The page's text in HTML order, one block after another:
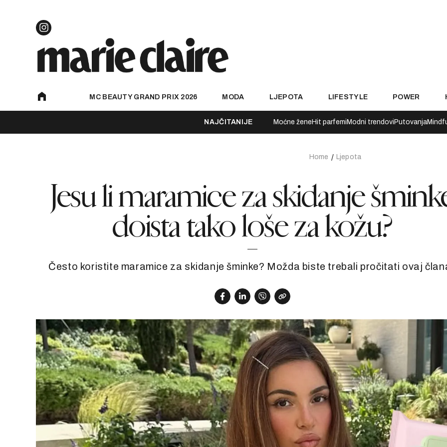
MC BEAUTY GRAND PRIX 2026 MODA LJEPOTA LIFESTYLE POWER
NAJČITANIJE Moćne žene Hit parfemi Modni trendovi Putovanja
Home Ljepota
Jesu li maramice za skidanje
doista tako loše za kožu?
Često koristite maramice za skidanje šminke? Možda biste trebali pročitati ovaj